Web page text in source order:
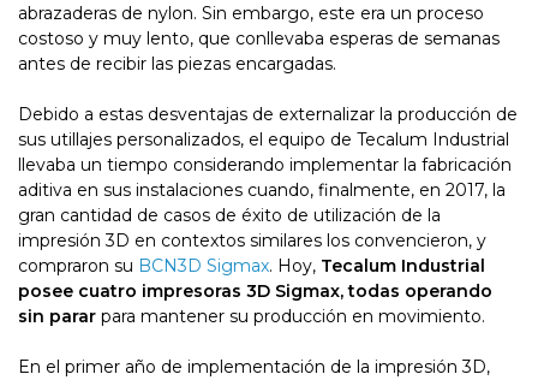
abrazaderas de nylon. Sin embargo, este era un proceso
costoso y muy lento, que conllevaba esperas de semanas
antes de recibir las piezas encargadas.
Debido a estas desventajas de externalizar la producción de
sus utillajes personalizados, el equipo de Tecalum Industrial
llevaba un tiempo considerando implementar la fabricación
aditiva en sus instalaciones cuando, finalmente, en 2017, la
gran cantidad de casos de éxito de utilización de la
impresión 3D en contextos similares los convencieron, y
compraron su BCN3D Sigmax. Hoy, Tecalum Industrial
posee cuatro impresoras 3D Sigmax, todas operando
sin parar para mantener su producción en movimiento.
En el primer año de implementación de la impresión 3D,